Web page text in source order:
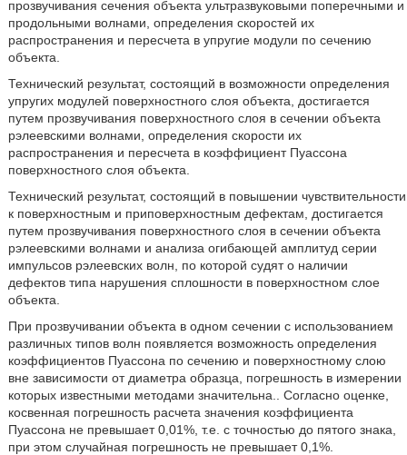
прозвучивания сечения объекта ультразвуковыми поперечными и
продольными волнами, определения скоростей их
распространения и пересчета в упругие модули по сечению
объекта.
Технический результат, состоящий в возможности определения
упругих модулей поверхностного слоя объекта, достигается
путем прозвучивания поверхностного слоя в сечении объекта
рэлеевскими волнами, определения скорости их
распространения и пересчета в коэффициент Пуассона
поверхностного слоя объекта.
Технический результат, состоящий в повышении чувствительности
к поверхностным и приповерхностным дефектам, достигается
путем прозвучивания поверхностного слоя в сечении объекта
рэлеевскими волнами и анализа огибающей амплитуд серии
импульсов рэлеевских волн, по которой судят о наличии
дефектов типа нарушения сплошности в поверхностном слое
объекта.
При прозвучивании объекта в одном сечении с использованием
различных типов волн появляется возможность определения
коэффициентов Пуассона по сечению и поверхностному слою
вне зависимости от диаметра образца, погрешность в измерении
которых известными методами значительна.. Согласно оценке,
косвенная погрешность расчета значения коэффициента
Пуассона не превышает 0,01%, т.е. с точностью до пятого знака,
при этом случайная погрешность не превышает 0,1%.